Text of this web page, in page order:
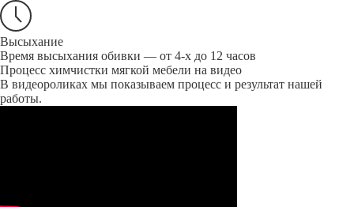
Высыхание
Время высыхания обивки — от 4-х до 12 часов
Процесс химчистки мягкой мебели на видео
В видеороликах мы показываем процесс и результат нашей
работы.